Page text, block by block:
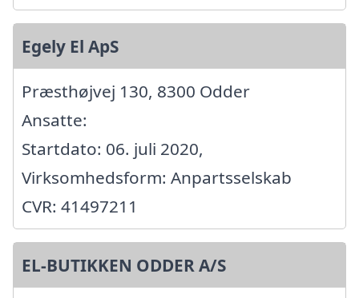
Egely El ApS
Præsthøjvej 130, 8300 Odder
Ansatte:
Startdato: 06. juli 2020,
Virksomhedsform: Anpartsselskab
CVR: 41497211
EL-BUTIKKEN ODDER A/S